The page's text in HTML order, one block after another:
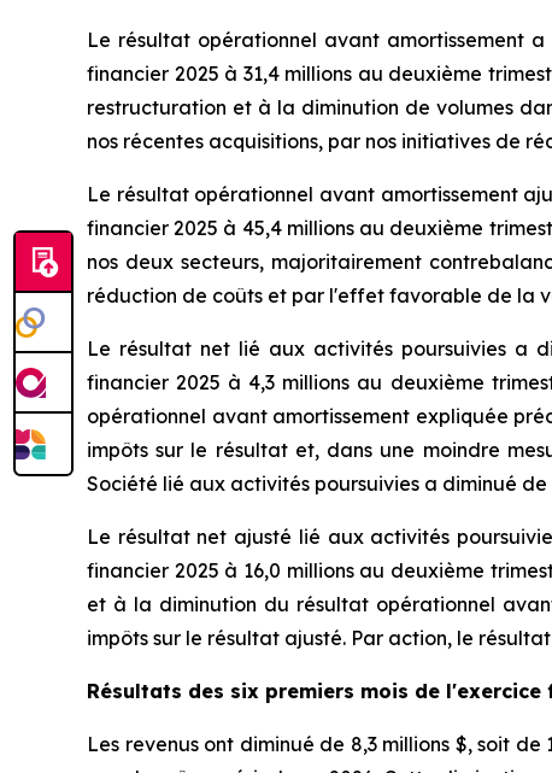
Le résultat opérationnel avant amortissement
financier 2025 à 31,4 millions au deuxième
restructuration et à la diminution de volumes
nos récentes acquisitions, par nos initiatives de
Le résultat opérationnel avant amortissement
financier 2025 à 45,4 millions au deuxième
nos deux secteurs, majoritairement
réduction de coûts et par l'effet favorable de la
Le résultat net lié aux activités poursuivies a
financier 2025 à 4,3 millions au deuxième
opérationnel avant amortissement expliquée
impôts sur le résultat et, dans une moindre
Société lié aux activités poursuivies a diminué de
Le résultat net ajusté lié aux activités
financier 2025 à 16,0 millions au deuxième
et à la diminution du résultat opérationnel
impôts sur le résultat ajusté. Par action, le
Résultats des six premiers mois de l'exercice
Les revenus ont diminué de 8,3 millions $, soit